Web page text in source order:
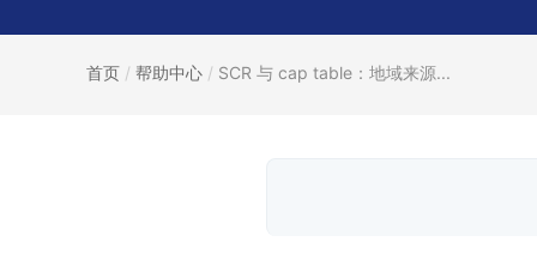
首页 / 帮助中心 / SCR 与 cap table：地域来源...